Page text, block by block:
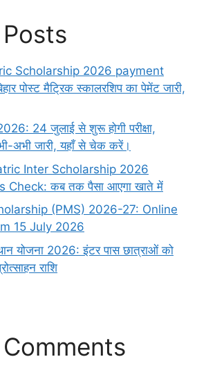
Scholarship 2026 payment
पोस्ट मैट्रिक स्कालरशिप का पेमेंट जारी,
24 जुलाई से शुरू होगी परीक्षा,
अभी जारी, यहाँ से चेक करें।
Inter Scholarship 2026
Check: कब तक पैसा आएगा खाते में
(PMS) 2026-27: Online
15 July 2026
योजना 2026: इंटर पास छात्राओं को
राशि